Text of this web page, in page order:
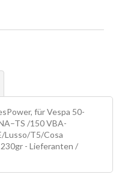
für Vespa 50-
/150 VBA-
Lusso/T5/Cosa
- Lieferanten /